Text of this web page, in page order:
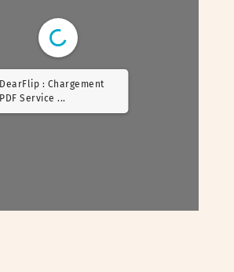
DearFlip : Chargement
PDF Worker ...